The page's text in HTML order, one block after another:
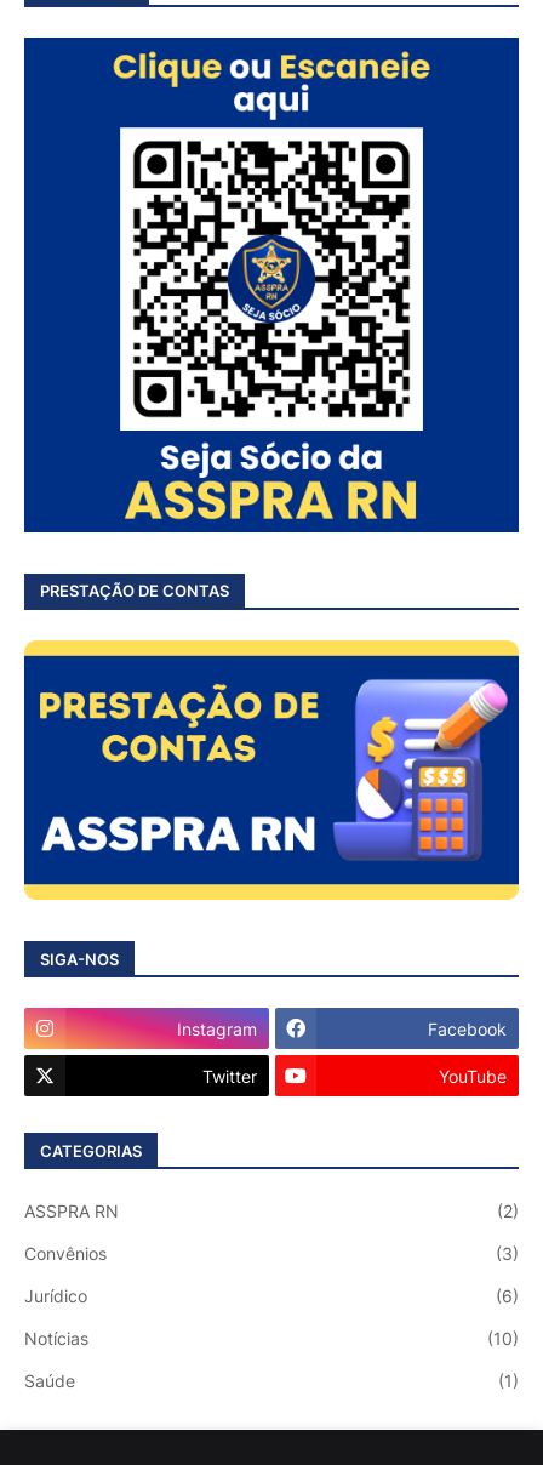
PRESTAÇÃO DE CONTAS
SIGA-NOS
Instagram Facebook
Twitter YouTube
CATEGORIAS
ASSPRA RN (2)
Convênios (3)
Jurídico (6)
Notícias (10)
Saúde (1)